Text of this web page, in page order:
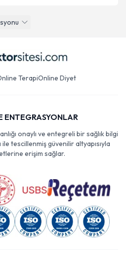
TerapiOnline Diyet
ENTEGRASYONLAR
onaylı ve entegreli bir sağlık bilgi
tescillenmiş güvenilir altyapısıyla
erişim sağlar.